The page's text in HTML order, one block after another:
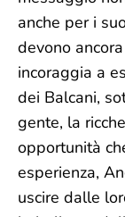
anche per i
devono
incoraggia a
dei Balcani,
gente, la
opportunità
esperienza,
uscire dalle